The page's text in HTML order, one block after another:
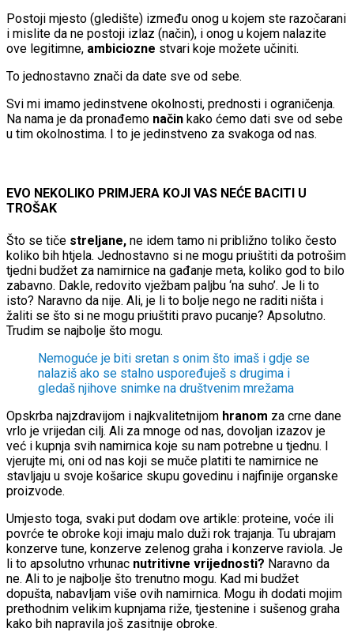
Postoji mjesto (gledište) između onog u kojem ste razočarani
i mislite da ne postoji izlaz (način), i onog u kojem nalazite
ove legitimne, ambiciozne stvari koje možete učiniti.
To jednostavno znači da date sve od sebe.
Svi mi imamo jedinstvene okolnosti, prednosti i ograničenja.
Na nama je da pronađemo način kako ćemo dati sve od sebe
u tim okolnostima. I to je jedinstveno za svakoga od nas.
EVO NEKOLIKO PRIMJERA KOJI VAS NEĆE BACITI U
TROŠAK
Što se tiče streljane, ne idem tamo ni približno toliko često
koliko bih htjela. Jednostavno si ne mogu priuštiti da potrošim
tjedni budžet za namirnice na gađanje meta, koliko god to bilo
zabavno. Dakle, redovito vježbam paljbu ‘na suho’. Je li to
isto? Naravno da nije. Ali, je li to bolje nego ne raditi ništa i
žaliti se što si ne mogu priuštiti pravo pucanje? Apsolutno.
Trudim se najbolje što mogu.
Nemoguće je biti sretan s onim što imaš i gdje se
nalaziš ako se stalno uspoređuješ s drugima i
gledaš njihove snimke na društvenim mrežama
Opskrba najzdravijom i najkvalitetnijom hranom za crne dane
vrlo je vrijedan cilj. Ali za mnoge od nas, dovoljan izazov je
već i kupnja svih namirnica koje su nam potrebne u tjednu. I
vjerujte mi, oni od nas koji se muče platiti te namirnice ne
stavljaju u svoje košarice skupu govedinu i najfinije organske
proizvode.
Umjesto toga, svaki put dodam ove artikle: proteine, voće ili
povrće te obroke koji imaju malo duži rok trajanja. Tu ubrajam
konzerve tune, konzerve zelenog graha i konzerve raviola. Je
li to apsolutno vrhunac nutritivne vrijednosti? Naravno da
ne. Ali to je najbolje što trenutno mogu. Kad mi budžet
dopušta, nabavljam više ovih namirnica. Mogu ih dodati mojim
prethodnim velikim kupnjama riže, tjestenine i sušenog graha
kako bih napravila još zasitnije obroke.